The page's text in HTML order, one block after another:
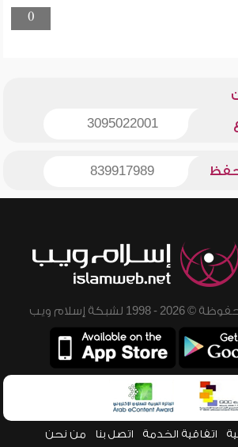
0
3095022001
839917989
لشبكة إسلام ويب
اتفاقية الخدمة اتصل بنا من نحن